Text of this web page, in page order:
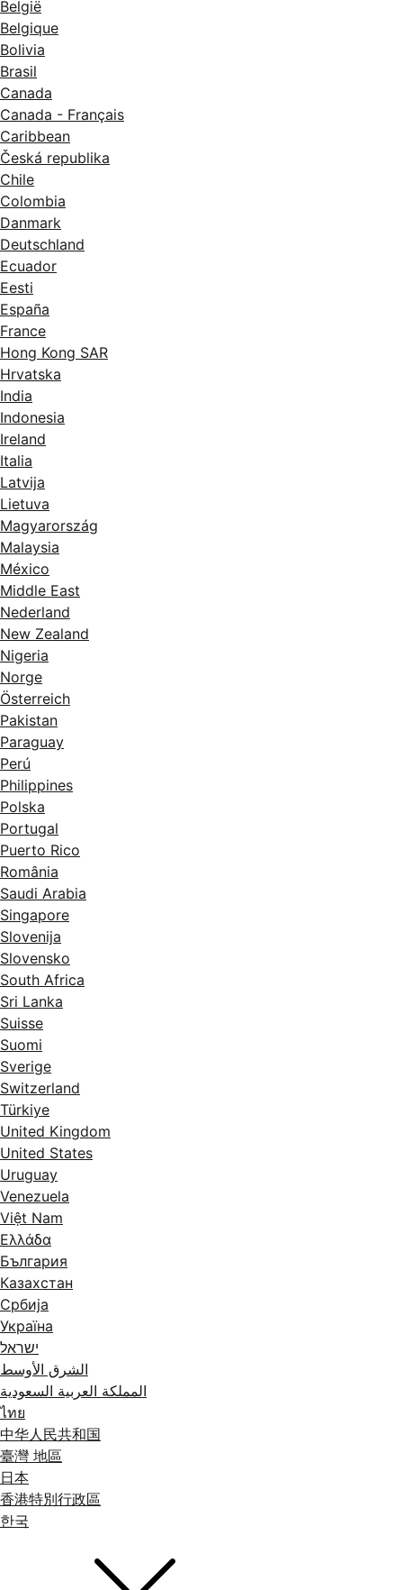
België
Belgique
Bolivia
Brasil
Canada
Canada - Français
Caribbean
Česká republika
Chile
Colombia
Danmark
Deutschland
Ecuador
Eesti
España
France
Hong Kong SAR
Hrvatska
India
Indonesia
Ireland
Italia
Latvija
Lietuva
Magyarország
Malaysia
México
Middle East
Nederland
New Zealand
Nigeria
Norge
Österreich
Pakistan
Paraguay
Perú
Philippines
Polska
Portugal
Puerto Rico
România
Saudi Arabia
Singapore
Slovenija
Slovensko
South Africa
Sri Lanka
Suisse
Suomi
Sverige
Switzerland
Türkiye
United Kingdom
United States
Uruguay
Venezuela
Việt Nam
Ελλάδα
България
Казахстан
Србија
Україна
ישראל
الشرق الأوسط
المملكة العربية السعودية
ไทย
中华人民共和国
臺灣 地區
日本
香港特別行政區
한국